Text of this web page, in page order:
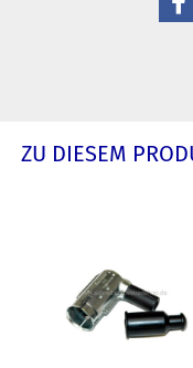
ZU DIESEM